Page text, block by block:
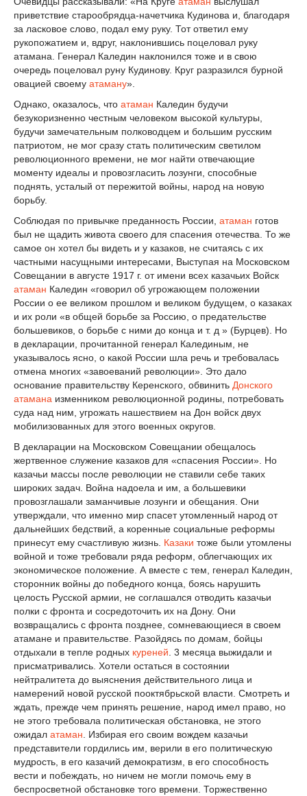
приветствие старообрядца-начетчика Кудинова и, благодаря
за ласковое слово, подал ему руку. Тот ответил ему
рукопожатием и, вдруг, наклонившись поцеловал руку
атамана. Генерал Каледин наклонился тоже и в свою
очередь поцеловал руну Кудинову. Круг разразился бурной
овацией своему атаману».
Однако, оказалось, что атаман Каледин будучи
безукоризненно честным человеком высокой культуры,
будучи замечательным полководцем и большим русским
патриотом, не мог сразу стать политическим светилом
революционного времени, не мог найти отвечающие
моменту идеалы и провозгласить лозунги, способные
поднять, усталый от пережитой войны, народ на новую
борьбу.
Соблюдая по привычке преданность России, атаман готов
был не щадить живота своего для спасения отечества. То же
самое он хотел бы видеть и у казаков, не считаясь с их
частными насущными интересами, Выступая на Московском
Совещании в августе 1917 г. от имени всех казачьих Войск
атаман Каледин «говорил об угрожающем положении
России о ее великом прошлом и великом будущем, о казаках
и их роли «в общей борьбе за Россию, о предательстве
большевиков, о борьбе с ними до конца и т. д » (Бурцев). Но
в декларации, прочитанной генерал Калединым, не
указывалось ясно, о какой России шла речь и требовалась
отмена многих «завоеваний революции». Это дало
основание правительству Керенского, обвинить Донского
атамана изменником революционной родины, потребовать
суда над ним, угрожать нашествием на Дон войск двух
мобилизованных для этого военных округов.
В декларации на Московском Совещании обещалось
жертвенное служение казаков для «спасения России». Но
казачьи массы после революции не ставили себе таких
широких задач. Война надоела и им, а большевики
провозглашали заманчивые лозунги и обещания. Они
утверждали, что именно мир спасет утомленный народ от
дальнейших бедствий, а коренные социальные реформы
принесут ему счастливую жизнь. Казаки тоже были утомлены
войной и тоже требовали ряда реформ, облегчающих их
экономическое положение. А вместе с тем, генерал Каледин,
сторонник войны до победного конца, боясь нарушить
целость Русской армии, не соглашался отводить казачьи
полки с фронта и сосредоточить их на Дону. Они
возвращались с фронта позднее, сомневающиеся в своем
атамане и правительстве. Разойдясь по домам, бойцы
отдыхали в тепле родных куреней . 3 месяца выжидали и
присматривались. Хотели остаться в состоянии
нейтралитета до выяснения действительного лица и
намерений новой русской пооктябрьской власти. Смотреть и
ждать, прежде чем принять решение, народ имел право, но
не этого требовала политическая обстановка, не этого
ожидал атаман . Избирая его своим вождем казачьи
представители гордились им, верили в его политическую
мудрость, в его казачий демократизм, в его способность
вести и побеждать, но ничем не могли помочь ему в
беспросветной обстановке того времени. Торжественно